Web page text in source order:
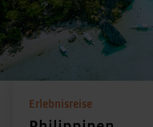
Erlebnisreise